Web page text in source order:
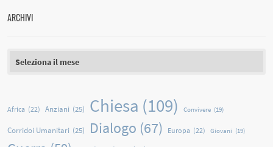
ARCHIVI
Africa (22) Anziani (25) Chiesa (109) Convivere (19)
Corridoi Umanitari (25) Dialogo (67) Europa (22) Giovani (19)